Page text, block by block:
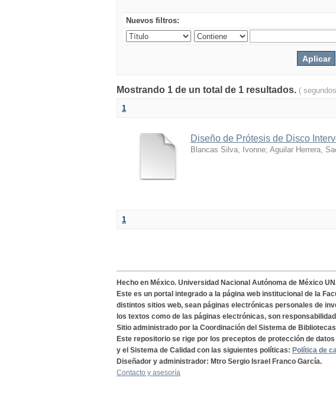
Nuevos filtros:
Mostrando 1 de un total de 1 resultados. (
1
Diseño de Prótesis de Disco
Blancas Silva, Ivonne; Aguilar Herrera,
1
Hecho en México. Universidad Nacional Autónoma de México
Este es un portal integrado a la página web institucional de la
distintos sitios web, sean páginas electrónicas personales de
los textos como de las páginas electrónicas, son
Sitio administrado por la Coordinación del Sistema de Bibliotecas
Este repositorio se rige por los preceptos de protección de
y el Sistema de Calidad con las siguientes políticas: Política de
Diseñador y administrador: Mtro Sergio Israel Franco García.
Contacto y asesoría